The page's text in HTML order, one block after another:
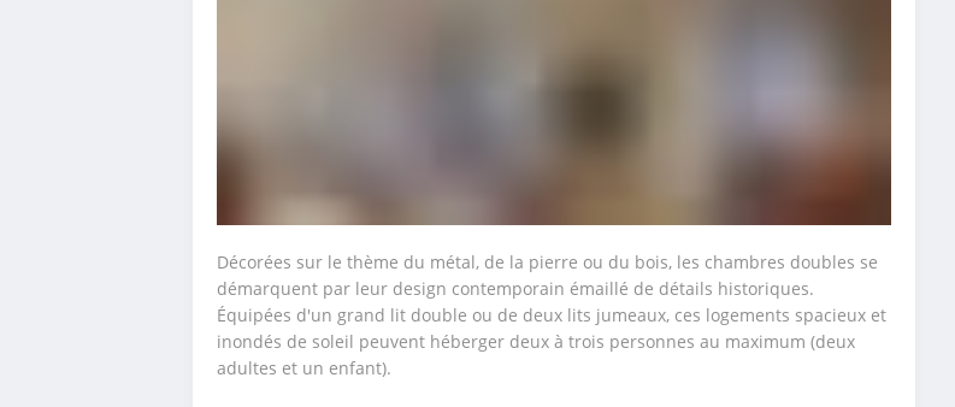
Décorées sur le thème du métal, de la pierre ou du bois, les chambres doubles se
démarquent par leur design contemporain émaillé de détails historiques.
Équipées d'un grand lit double ou de deux lits jumeaux, ces logements spacieux et
inondés de soleil peuvent héberger deux à trois personnes au maximum (deux
adultes et un enfant).